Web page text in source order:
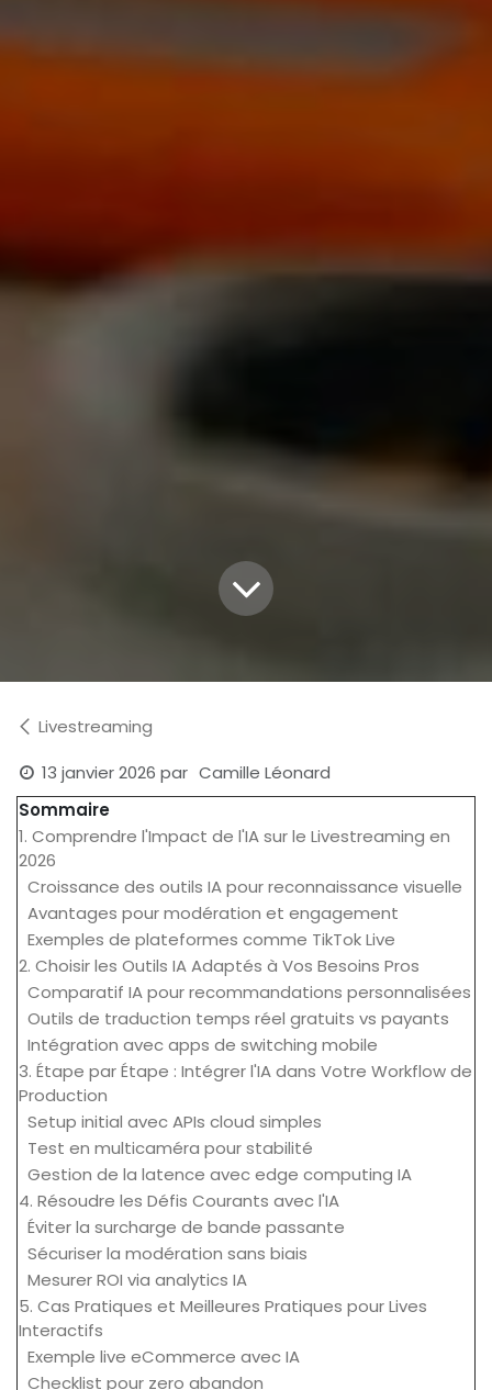
Livestreaming
13 janvier 2026 par Camille Léonard
Sommaire
1. Comprendre l'Impact de l'IA sur le Livestreaming en
2026
Croissance des outils IA pour reconnaissance visuelle
Avantages pour modération et engagement
Exemples de plateformes comme TikTok Live
2. Choisir les Outils IA Adaptés à Vos Besoins Pros
Comparatif IA pour recommandations personnalisées
Outils de traduction temps réel gratuits vs payants
Intégration avec apps de switching mobile
3. Étape par Étape : Intégrer l'IA dans Votre Workflow de
Production
Setup initial avec APIs cloud simples
Test en multicaméra pour stabilité
Gestion de la latence avec edge computing IA
4. Résoudre les Défis Courants avec l'IA
Éviter la surcharge de bande passante
Sécuriser la modération sans biais
Mesurer ROI via analytics IA
5. Cas Pratiques et Meilleures Pratiques pour Lives
Interactifs
Exemple live eCommerce avec IA
Checklist pour zero abandon